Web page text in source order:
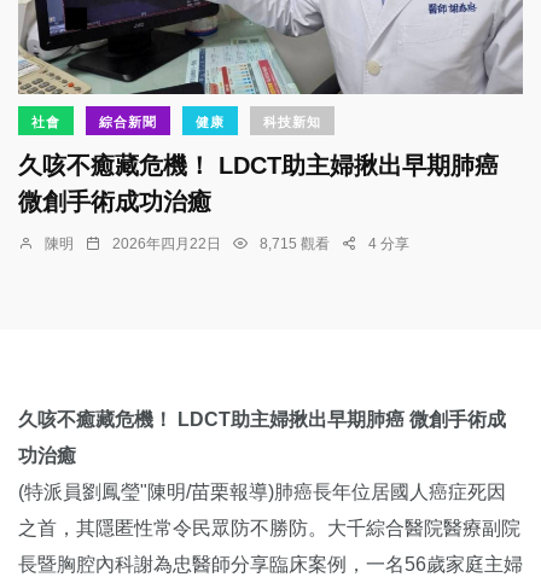
社會 綜合新聞 健康 科技新知
久咳不癒藏危機！ LDCT助主婦揪出早期肺癌
微創手術成功治癒
陳明 2026年四月22日 8,715 觀看 4 分享
久咳不癒藏危機！ LDCT助主婦揪出早期肺癌 微創手術成
功治癒
(特派員劉鳳瑩"陳明/苗栗報導)肺癌長年位居國人癌症死因
之首，其隱匿性常令民眾防不勝防。大千綜合醫院醫療副院
長暨胸腔內科謝為忠醫師分享臨床案例，一名56歲家庭主婦